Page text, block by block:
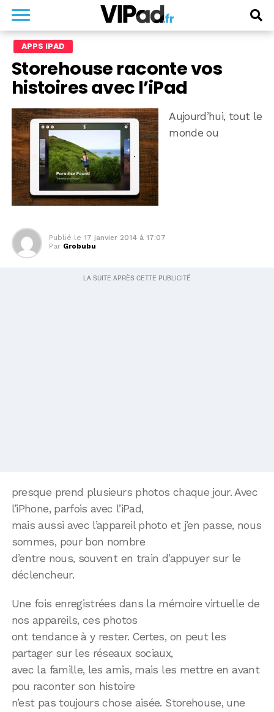
APPS IPAD
Storehouse raconte vos
histoires avec l’iPad
Aujourd’hui, tout le
monde ou
Publié le 17 janvier 2014 à 17:07
Par Grobubu
presque prend plusieurs photos chaque jour. Avec
l’iPhone, parfois avec l’iPad,
mais aussi avec l’appareil photo et j’en passe, nous
sommes, pour bon nombre
d’entre nous, souvent en train d’appuyer sur le
déclencheur.
Une fois enregistrées dans la mémoire virtuelle de
nos appareils, ces photos
ont tendance à y rester. Certes, on peut les
partager sur les réseaux sociaux,
avec la famille, les amis, mais les mettre en avant
pou raconter son histoire
n’est pas toujours chose aisée. Storehouse, une